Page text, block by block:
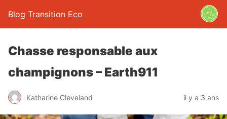
Blog Transition Eco
Chasse responsable aux
champignons – Earth911
Katharine Cleveland il y a 3 ans